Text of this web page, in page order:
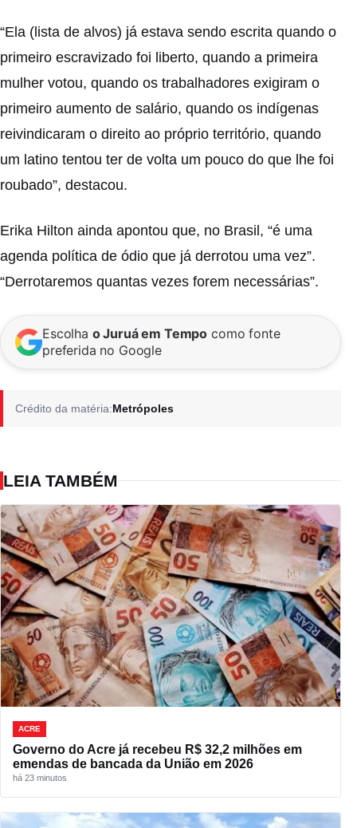
“Ela (lista de alvos) já estava sendo escrita quando o
primeiro escravizado foi liberto, quando a primeira
mulher votou, quando os trabalhadores exigiram o
primeiro aumento de salário, quando os indígenas
reivindicaram o direito ao próprio território, quando
um latino tentou ter de volta um pouco do que lhe foi
roubado”, destacou.
Erika Hilton ainda apontou que, no Brasil, “é uma
agenda política de ódio que já derrotou uma vez”.
“Derrotaremos quantas vezes forem necessárias”.
Escolha o Juruá em Tempo como fonte
preferida no Google
Crédito da matéria:Metrópoles
LEIA TAMBÉM
ACRE
Governo do Acre já recebeu R$ 32,2 milhões em
emendas de bancada da União em 2026
há 23 minutos